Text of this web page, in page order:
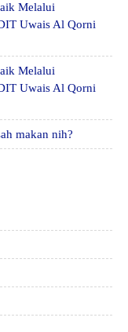
Melalui
Uwais Al Qorni
Melalui
Uwais Al Qorni
makan nih?